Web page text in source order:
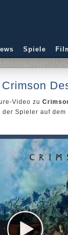
Spiele
Video zu
Spieler auf